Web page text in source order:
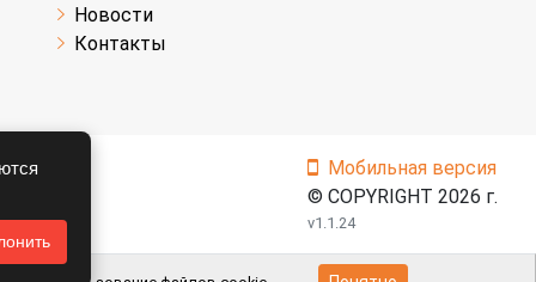
Новости
Контакты
Мобильная версия
© COPYRIGHT 2026 г.
v1.1.24